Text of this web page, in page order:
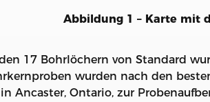
Abbildung 1 – Karte mit
17 Bohrlöchern von Standard
wurden nach den
in Ancaster, Ontario, zur